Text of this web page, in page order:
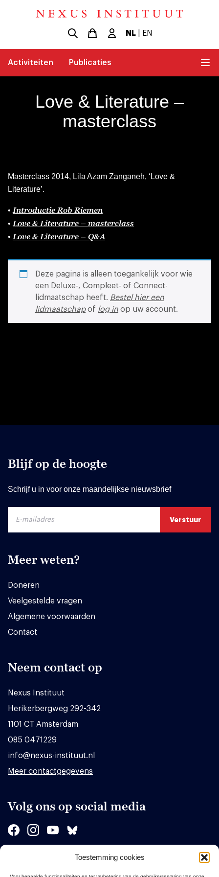
Toestemming cookies
NL| EN
Activiteiten Publicaties
Love & Literature –
masterclass
Masterclass 2014, Lila Azam Zanganeh, ‘Love &
Literature’.
• Introductie Rob Riemen
• Love & Literature – masterclass
• Love & Literature – Q&A
Deze pagina is alleen toegankelijk voor wie
een Deluxe-, Compleet- of Connect-
lidmaatschap heeft. Bestel hier een
lidmaatschapof log in op uw account.
Blijf op de hoogte
Schrijf u in voor onze maandelijkse nieuwsbrief
Meer weten?
Doneren
Veelgestelde vragen
Algemene voorwaarden
Contact
Neem contact op
Nexus Instituut
Herikerbergweg 292-342
1101 CT Amsterdam
085 0471229
info@nexus-instituut.nl
Meer contactgegevens
Volg ons op social media